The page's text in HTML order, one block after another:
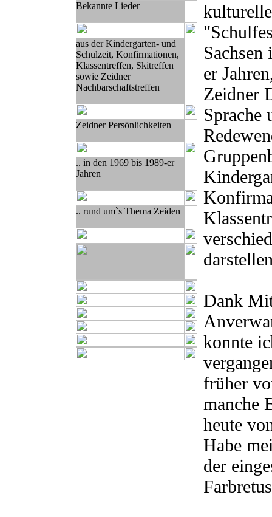
Bekannte Lieder
aus der Kindergarten- und
Schulzeit, Konfirmationen,
Klassentreffen, Skitreffen
sowie Zeidner
Nachbarschaftstreffen
Zeidner Persönlichkeiten
.. in den 1969 bis 1989-er
Jahren
.. rund um`s Thema Zeiden
er
Zeidner
Sprache
Dank
konnte
früher
manche
heute
Habe
der